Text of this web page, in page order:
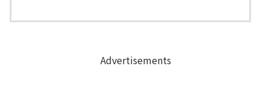
Advertisements